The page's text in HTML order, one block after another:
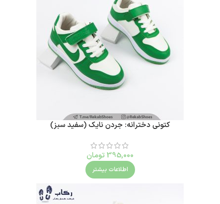
کتونی دخترانه: جردن نایک (سفید سبز)
395,000 تومان
اطلاعات بیشتر